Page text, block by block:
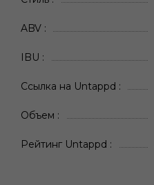
ABV
IBU
Ссылка на Untappd
Объем
Рейтинг Untappd